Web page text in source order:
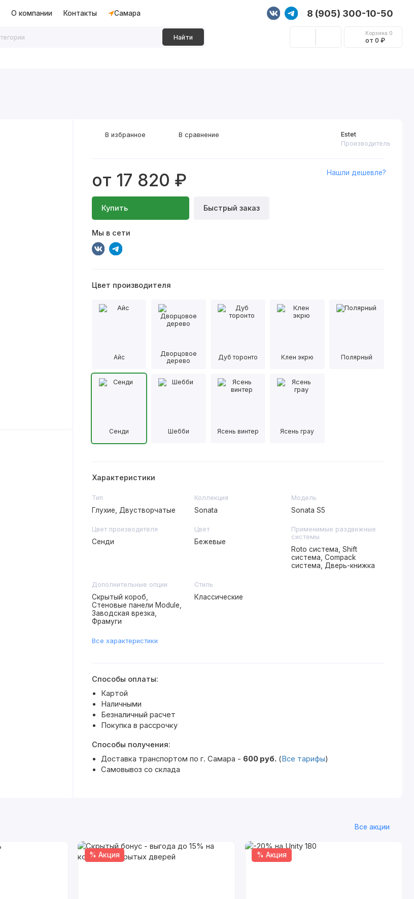
О компании Контакты Самара 8 (905) 300-10-50
Найти
Корзина 0
от 0 ₽
Estet
Производитель
от 17 820 ₽
Купить Быстрый заказ
Нашли дешевле?
Мы в сети
В избранное В сравнение
Цвет производителя
Айс
Дворцовое
дерево
Дуб торонто Клен экрю Полярный
Сенди Шебби Ясень винтер Ясень грау
Характеристики
Тип
Глухие, Двустворчатые
Коллекция
Sonata
Модель
Sonata S5
Цвет производителя
Сенди
Цвет
Бежевые
Применимые раздвижные
системы
Roto система, Shift
система, Compack
система, Дверь-книжка
Дополнительные опции
Скрытый короб,
Стеновые панели Module,
Заводская врезка,
Фрамуги
Стиль
Классические
Все характеристики
Способы оплаты:
Картой
Наличными
Безналичный расчет
Покупка в рассрочку
Способы получения:
Доставка транспортом по г. Самара - 600 руб. (Все тарифы)
Самовывоз со склада
Все акции
% Акция % Акция